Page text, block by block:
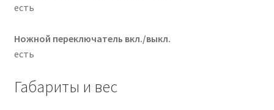
есть
Ножной переключатель вкл./выкл.
есть
Габариты и вес